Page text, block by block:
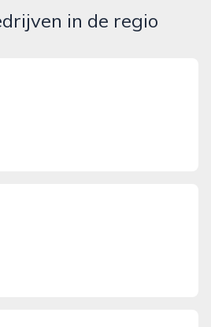
in de regio